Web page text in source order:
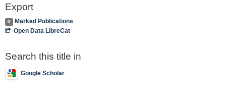
Export
0
Marked Publications
Open Data LibreCat
Search this title in
Google Scholar